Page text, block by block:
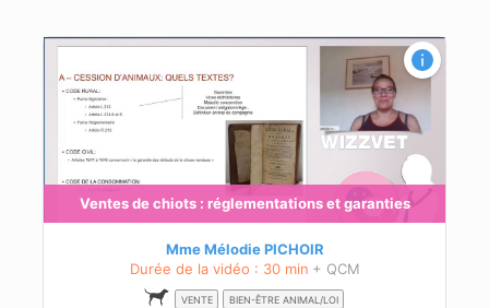
Ventes de chiots : réglementations et garanties
Mme Mélodie PICHOIR
Durée de la vidéo : 30 min + QCM
VENTE BIEN-ÊTRE ANIMAL/LOI